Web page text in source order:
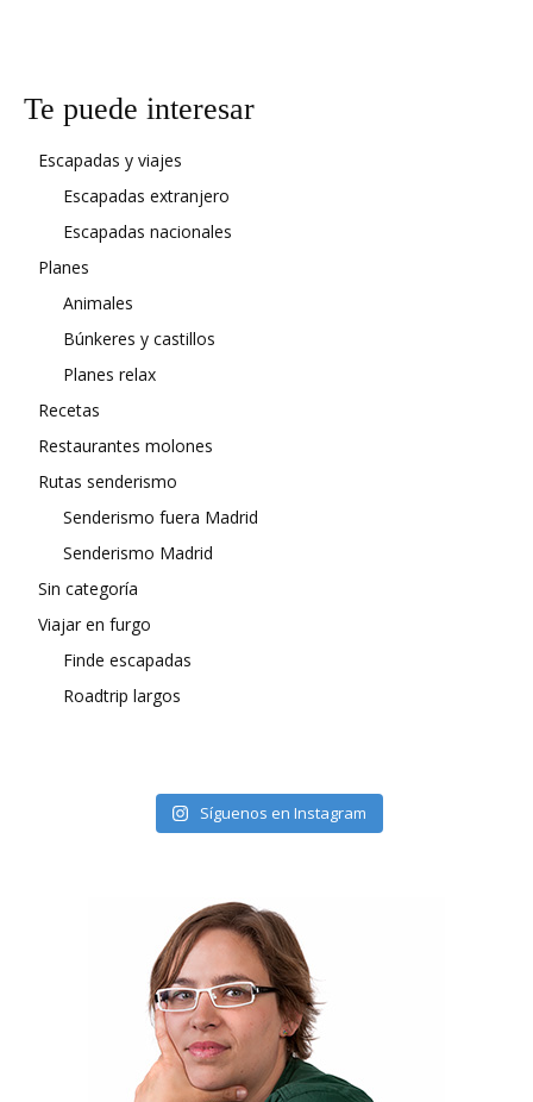
Te puede interesar
Escapadas y viajes
Escapadas extranjero
Escapadas nacionales
Planes
Animales
Búnkeres y castillos
Planes relax
Recetas
Restaurantes molones
Rutas senderismo
Senderismo fuera Madrid
Senderismo Madrid
Sin categoría
Viajar en furgo
Finde escapadas
Roadtrip largos
Síguenos en Instagram